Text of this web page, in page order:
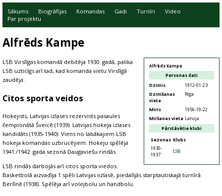
Sākums Biogrāfijas Komandas Gadi Turnīri
Video
Par projektu
Alfrēds Kampe
Alfrēds Kampe
Personas dati
Dzimis
1912-01-23
Dzimšanas
vieta
Rīga
Miris
1956-10-22
Miršanas vieta Latvija
Pārstāvētie klubi
Sezonas Klubs
1930-
1937
LSB
LSB Virslīgas komandā debitēja 1930. gadā, palika
LSB uzticīgs arī tad, kad komanda vietu Virslīgā
zaudēja.
Citos sporta veidos
Hokejists, Latvijas izlases rezervists pasaules
čempionātā Šveicē (1939). Latvijas hokeja izlases
kandidāts (1935-1940). Viens no labākajiem LSB
hokeja komandas uzbrucējiem. Hokeju spēlēja
1941./1942. gada sezonā Daugaviešu rindās.
LSB rindās darbojās arī citos sporta viedos.
Basketbolā aizvadīja 1 spēli Latvijas iizlasē, piedalījās starptautiskajā turnīrā
Berlīnē (1938). Spēlēja arī volejbolu un handbolu.